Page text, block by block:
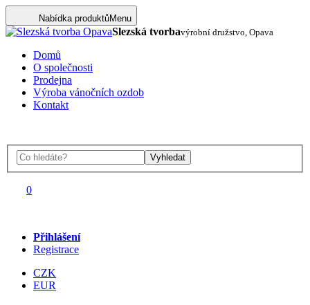
Nabídka produktůMenu
Slezská tvorbavýrobní družstvo, Opava
Domů
O společnosti
Prodejna
Výroba vánočních ozdob
Kontakt
Vyhledat
0
Přihlášení
Registrace
CZK
EUR